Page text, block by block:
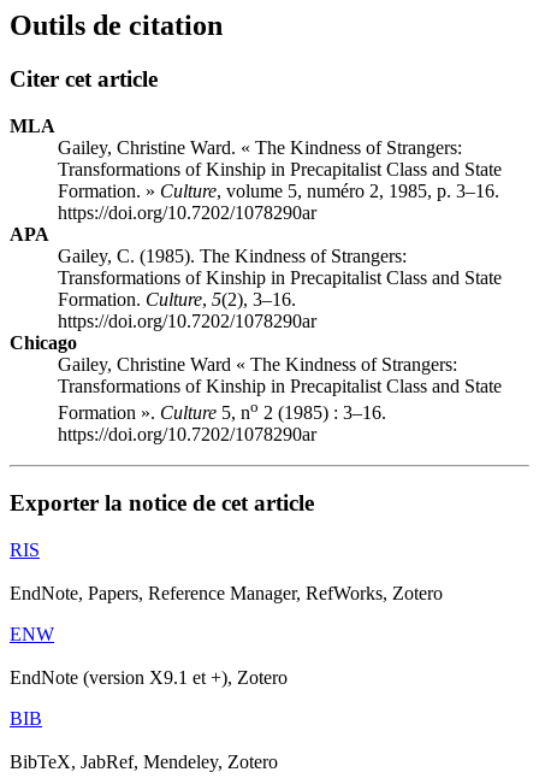
Outils de citation
Citer cet article
MLA
Gailey, Christine Ward. « The Kindness of Strangers:
Transformations of Kinship in Precapitalist Class and State
Formation. » Culture, volume 5, numéro 2, 1985, p. 3–16.
https://doi.org/10.7202/1078290ar
APA
Gailey, C. (1985). The Kindness of Strangers:
Transformations of Kinship in Precapitalist Class and State
Formation. Culture, 5(2), 3–16.
https://doi.org/10.7202/1078290ar
Chicago
Gailey, Christine Ward « The Kindness of Strangers:
Transformations of Kinship in Precapitalist Class and State
Formation ». Culture 5, no 2 (1985) : 3–16.
https://doi.org/10.7202/1078290ar
Exporter la notice de cet article
RIS
EndNote, Papers, Reference Manager, RefWorks, Zotero
ENW
EndNote (version X9.1 et +), Zotero
BIB
BibTeX, JabRef, Mendeley, Zotero